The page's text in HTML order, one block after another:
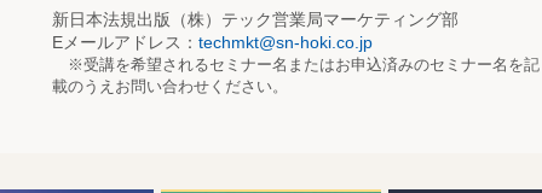
新日本法規出版（株）テック営業局マーケティング部
Eメールアドレス：techmkt@sn-hoki.co.jp
※受講を希望されるセミナー名またはお申込済みのセミナー名を記
載のうえお問い合わせください。